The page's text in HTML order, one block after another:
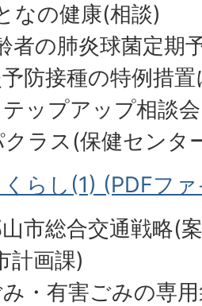
なの健康(相談)
者の肺炎球菌定期
防接種の特例措
ップアップ相談
ラス(保健センタ
らし(1) (PDFフ
山市総合交通戦略(
計画課)
・有害ごみの専